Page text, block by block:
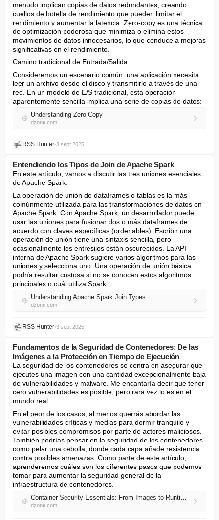
menudo implican copias de datos redundantes, creando
cuellos de botella de rendimiento que pueden limitar el
rendimiento y aumentar la latencia. Zero-copy es una técnica
de optimización poderosa que minimiza o elimina estos
movimientos de datos innecesarios, lo que conduce a mejoras
significativas en el rendimiento.
Camino tradicional de Entrada/Salida
Consideremos un escenario común: una aplicación necesita
leer un archivo desde el disco y transmitirlo a través de una
red. En un modelo de E/S tradicional, esta operación
aparentemente sencilla implica una serie de copias de datos:
Understanding Zero-Copy
dzone.com
RSS Hunter•3 sept 2025
Entendiendo los Tipos de Join de Apache Spark
En este artículo, vamos a discutir las tres uniones esenciales
de Apache Spark.
La operación de unión de dataframes o tablas es la más
comúnmente utilizada para las transformaciones de datos en
Apache Spark. Con Apache Spark, un desarrollador puede
usar las uniones para fusionar dos o más dataframes de
acuerdo con claves específicas (ordenables). Escribir una
operación de unión tiene una sintaxis sencilla, pero
ocasionalmente los entresijos están oscurecidos. La API
interna de Apache Spark sugiere varios algoritmos para las
uniones y selecciona uno. Una operación de unión básica
podría resultar costosa si no se conocen estos algoritmos
principales o cuál utiliza Spark.
Understanding Apache Spark Join Types
dzone.com
RSS Hunter•3 sept 2025
Fundamentos de la Seguridad de Contenedores: De las
Imágenes a la Protección en Tiempo de Ejecución
La seguridad de los contenedores se centra en asegurar que
ejecutes una imagen con una cantidad excepcionalmente baja
de vulnerabilidades y malware. Me encantaría decir que tener
cero vulnerabilidades es posible, pero rara vez lo es en el
mundo real.
En el peor de los casos, al menos querrás abordar las
vulnerabilidades críticas y medias para dormir tranquilo y
evitar posibles compromisos por parte de actores maliciosos.
También podrías pensar en la seguridad de los contenedores
como pelar una cebolla, donde cada capa añade resistencia
contra posibles amenazas. Como parte de este artículo,
aprenderemos cuáles son los diferentes pasos que podemos
tomar para aumentar la seguridad general de la
infraestructura de contenedores.
Container Security Essentials: From Images to Runtime Protection
dzone.com